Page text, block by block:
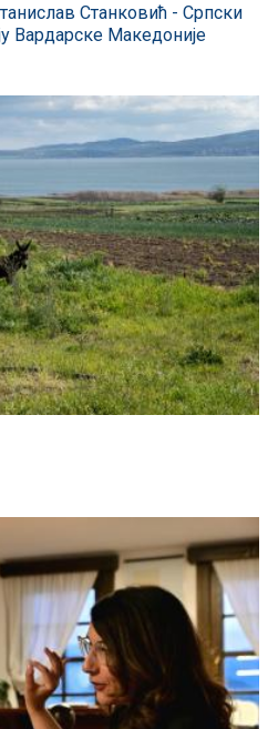
Станковић - Српски
Вардарске Македоније